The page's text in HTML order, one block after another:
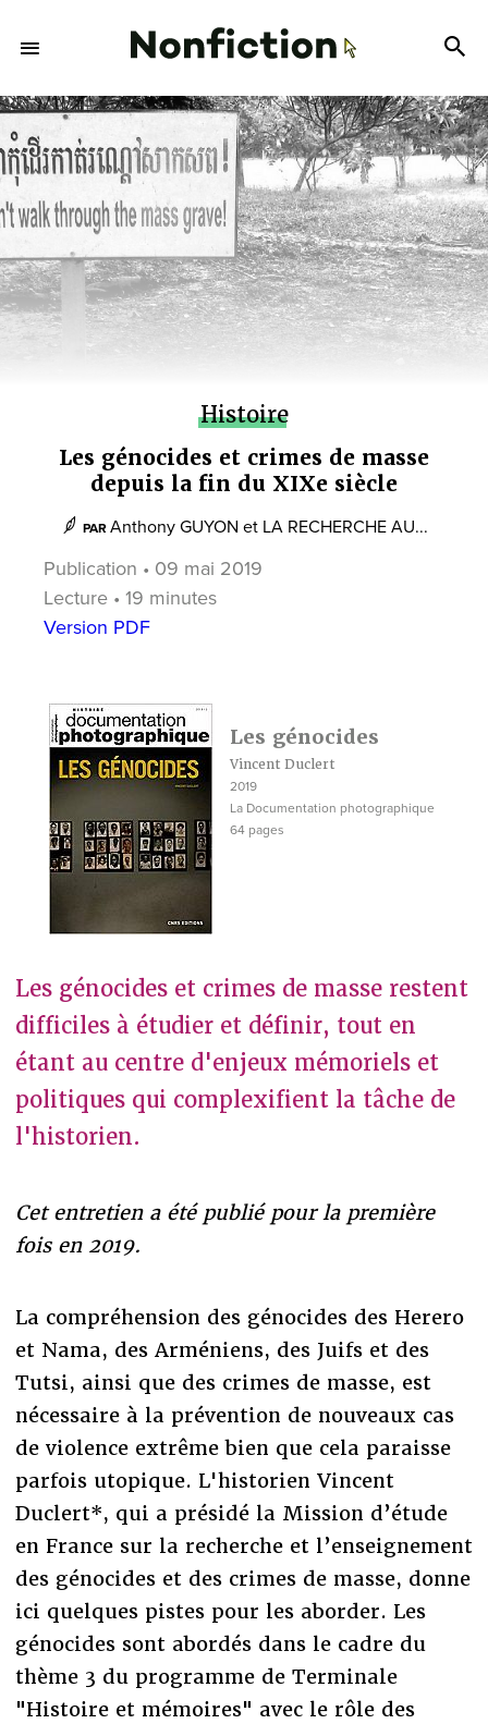
Histoire
Les génocides et crimes de masse
depuis la fin du XIXe siècle
PAR Anthony GUYON et LA RECHERCHE AU...
Publication • 09 mai 2019
Lecture • 19 minutes
Version PDF
Les génocides
Vincent Duclert
2019
La Documentation photographique
64 pages
Les génocides et crimes de masse restent
difficiles à étudier et définir, tout en
étant au centre d'enjeux mémoriels et
politiques qui complexifient la tâche de
l'historien.
Cet entretien a été publié pour la première
fois en 2019.
La compréhension des génocides des Herero
et Nama, des Arméniens, des Juifs et des
Tutsi, ainsi que des crimes de masse, est
nécessaire à la prévention de nouveaux cas
de violence extrême bien que cela paraisse
parfois utopique. L'historien Vincent
Duclert*, qui a présidé la Mission d’étude
en France sur la recherche et l’enseignement
des génocides et des crimes de masse, donne
ici quelques pistes pour les aborder. Les
génocides sont abordés dans le cadre du
thème 3 du programme de Terminale
"Histoire et mémoires" avec le rôle des